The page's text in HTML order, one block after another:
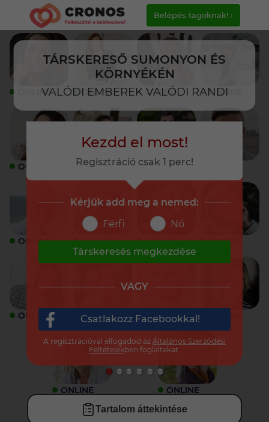
TÁRSKERESŐ SUMONYON ÉS
KÖRNYÉKÉN
VALÓDI EMBEREK VALÓDI RANDI
Belépés tagoknak! ›
ONLINE ONLINE ONLINE ONLINE
ONLINE ONLINE ONLINE
ONLINE ONLINE ONLINE ONLINE
ONLINE ONLINE ONLINE
ONLINE ONLINE
Tartalom áttekintése
Kezdd el most!
Regisztráció csak 1 perc!
Kérjük add meg a nemed:
Férfi
Nő
Társkeresés megkezdése
VAGY
Csatlakozz Facebookkal!
A regisztrációval elfogadod az Általános Szerződési
Feltételekben foglaltakat.